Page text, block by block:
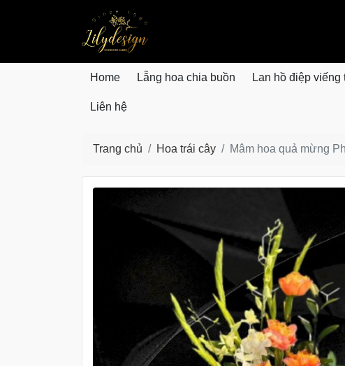
lilydesign.vn
Home Lẵng hoa chia buồn Lan hồ điệp viếng
Liên hệ
Trang chủ Hoa trái cây Mâm hoa quả mừng